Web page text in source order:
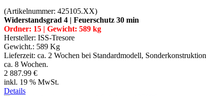
(Artikelnummer: 425105.XX)
Widerstandsgrad 4 | Feuerschutz 30 min
Ordner: 15 | Gewicht: 589 kg
Hersteller: ISS-Tresore
Gewicht.: 589 Kg
Lieferzeit: ca. 2 Wochen bei Standardmodell, Sonderkonstruktion
ca. 8 Wochen.
2 887.99 €
inkl. 19 % MwSt.
Details